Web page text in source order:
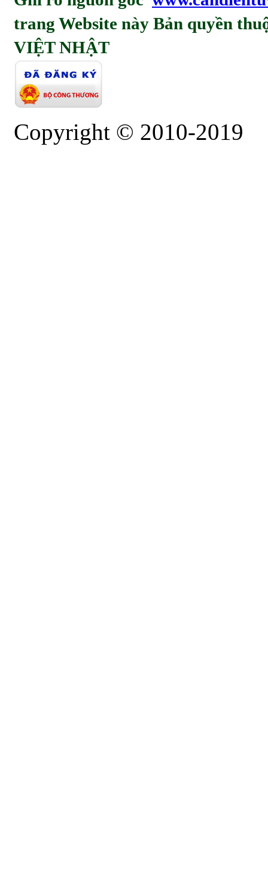
trang Website này Bản quyền
VIỆT NHẬT
Copyright © 2010-2019